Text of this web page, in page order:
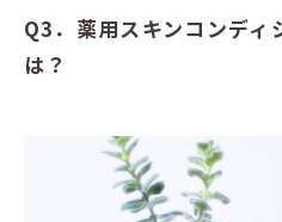
Q3．薬用スキンコンディ
は？